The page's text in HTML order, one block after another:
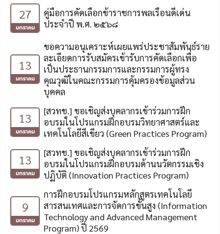
27
มกราคม
คู่มือการคัดเลือกข้าราชการพลเรือนดีเด่น
ประจำปี พ.ศ. ๒๕๖๘
13
มกราคม
ขอความอนุเคราะห์เผยแพร่ประชาสัมพันธ์ราย
ละเอียดการรับสมัครเข้ารับการคัดเลือกเพื่อ
เป็นประธานกรรมการและกรรมการผู้ทรง
คุณวุฒิในคณะกรรมการคุ้มครองข้อมูลส่วน
บุคคล
13
มกราคม
[สวทช.] ขอเชิญส่งบุคลากรเข้าร่วมการฝึก
อบรมในโปรแกรมฝึกอบรมวิทยาศาสตร์และ
เทคโนโลยีสีเขียว (Green Practices Program)
13
มกราคม
[สวทช.] ขอเชิญส่งบุคลากรเข้าร่วมการฝึก
อบรมในโปรแกรมฝึกอบรมด้านนวัตกรรมเชิง
ปฏิบัติ (Innovation Practices Program)
9
มกราคม
การฝึกอบรมโปรแกรมหลักสูตรเทคโนโลยี
สารสนเทศและการจัดการขั้นสูง (Information
Technology and Advanced Management
Program) ปี 2569